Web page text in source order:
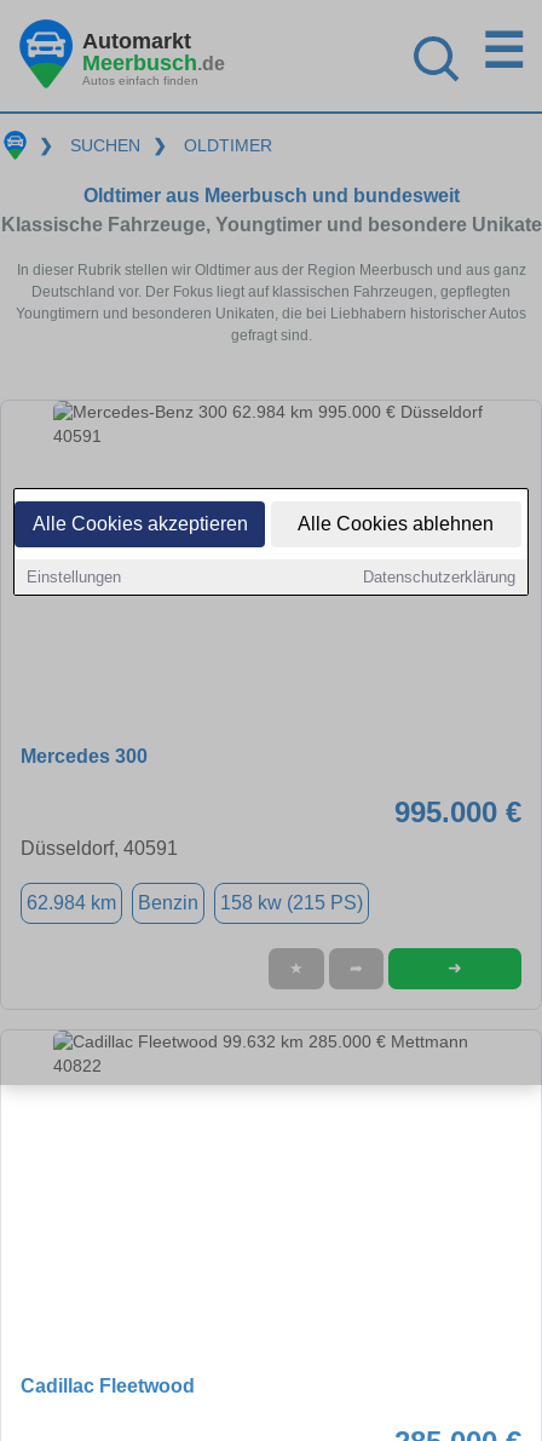
Alle Cookies akzeptieren Alle Cookies ablehnen
Einstellungen Datenschutzerklärung
Automarkt
Meerbusch.de
Autos einfach finden
☰
❯ SUCHEN ❯ OLDTIMER
Oldtimer aus Meerbusch und bundesweit
Klassische Fahrzeuge, Youngtimer und besondere Unikate
In dieser Rubrik stellen wir Oldtimer aus der Region Meerbusch und aus ganz
Deutschland vor. Der Fokus liegt auf klassischen Fahrzeugen, gepflegten
Youngtimern und besonderen Unikaten, die bei Liebhabern historischer Autos
gefragt sind.
Mercedes 300
995.000 €
Düsseldorf, 40591
62.984 km Benzin 158 kw (215 PS)
★ ➦ ➜
Cadillac Fleetwood